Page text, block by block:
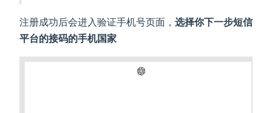
注册成功后会进入验证手机号页面， 选择你下一步短信
平台的接码的手机国家